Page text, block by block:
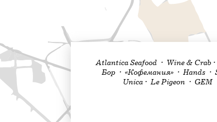
Atlantica Seafood • Wine &
Бор • «Кофемания» • Hands •
Unica• Le Pigeon • GEM